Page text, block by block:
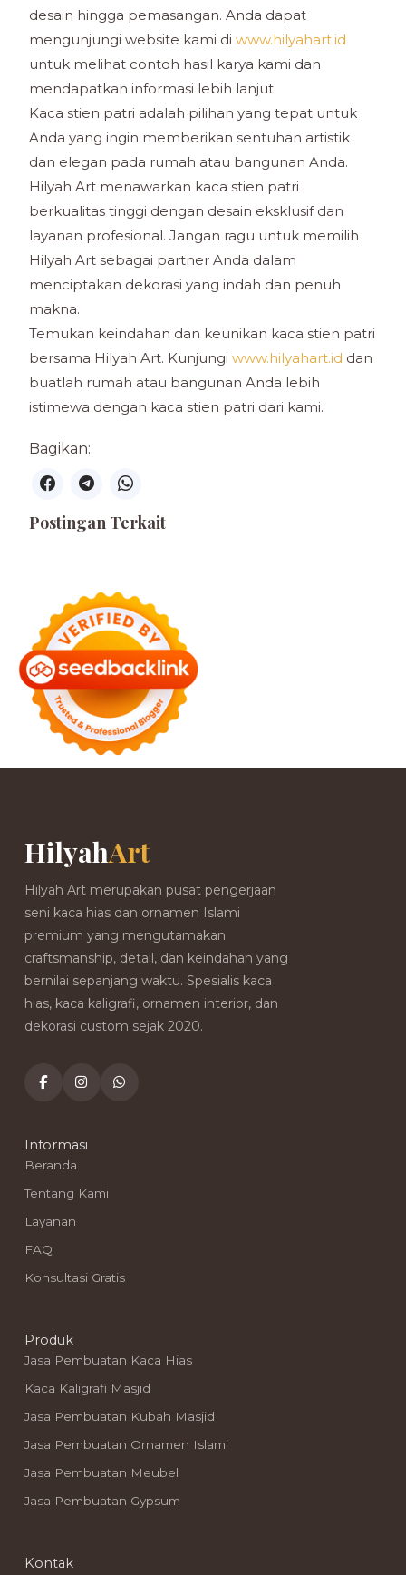
desain hingga pemasangan. Anda dapat
mengunjungi website kami di www.hilyahart.id
untuk melihat contoh hasil karya kami dan
mendapatkan informasi lebih lanjut
Kaca stien patri adalah pilihan yang tepat untuk
Anda yang ingin memberikan sentuhan artistik
dan elegan pada rumah atau bangunan Anda.
Hilyah Art menawarkan kaca stien patri
berkualitas tinggi dengan desain eksklusif dan
layanan profesional. Jangan ragu untuk memilih
Hilyah Art sebagai partner Anda dalam
menciptakan dekorasi yang indah dan penuh
makna.
Temukan keindahan dan keunikan kaca stien patri
bersama Hilyah Art. Kunjungi www.hilyahart.id dan
buatlah rumah atau bangunan Anda lebih
istimewa dengan kaca stien patri dari kami.
Bagikan:
Postingan Terkait
HilyahArt
Hilyah Art merupakan pusat pengerjaan
seni kaca hias dan ornamen Islami
premium yang mengutamakan
craftsmanship, detail, dan keindahan yang
bernilai sepanjang waktu. Spesialis kaca
hias, kaca kaligrafi, ornamen interior, dan
dekorasi custom sejak 2020.
Informasi
Beranda
Tentang Kami
Layanan
FAQ
Konsultasi Gratis
Produk
Jasa Pembuatan Kaca Hias
Kaca Kaligrafi Masjid
Jasa Pembuatan Kubah Masjid
Jasa Pembuatan Ornamen Islami
Jasa Pembuatan Meubel
Jasa Pembuatan Gypsum
Kontak